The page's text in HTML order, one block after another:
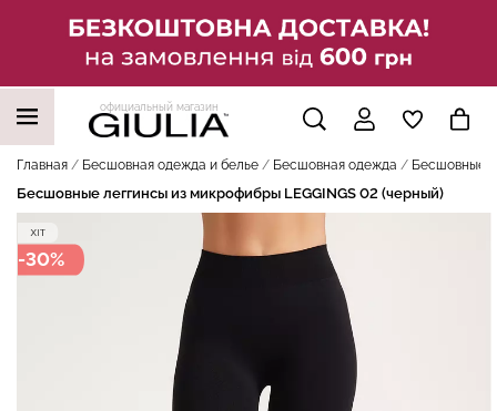
официальный магазин
Главная Бесшовная одежда и белье Бесшовная одежда Бесшовные
Бесшовные леггинсы из микрофибры LEGGINGS 02 (черный)
-30%
НАШИ ТРЕНДОВЫЕ ТОВАРЫ